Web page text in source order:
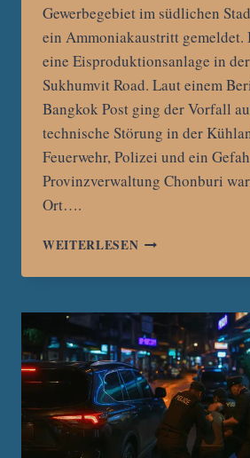
Gewerbegebiet im südlichen
ein Ammoniakaustritt gemeldet.
eine Eisproduktionsanlage in
Sukhumvit Road. Laut einem
Bangkok Post ging der Vorfall
technische Störung in der
Feuerwehr, Polizei und ein
Provinzverwaltung Chonburi
Ort….
WEITERLESEN
PATTAYA:
EVAKUIERT
–
KEINE
VERLETZTEN